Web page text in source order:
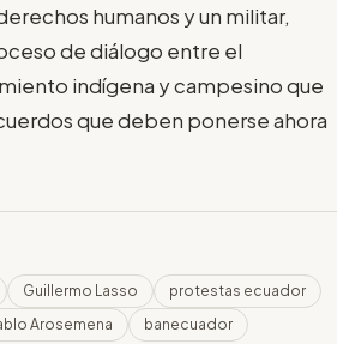
humanos y un militar,
de diálogo entre el
indígena y campesino que
que deben ponerse ahora
Guillermo Lasso
protestas ecuador
Arosemena banecuador